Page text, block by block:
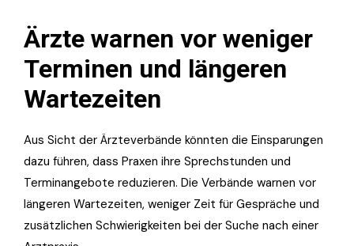
Ärzte warnen vor weniger
Terminen und längeren
Wartezeiten
Aus Sicht der Ärzteverbände könnten die Einsparungen
dazu führen, dass Praxen ihre Sprechstunden und
Terminangebote reduzieren. Die Verbände warnen vor
längeren Wartezeiten, weniger Zeit für Gespräche und
zusätzlichen Schwierigkeiten bei der Suche nach einer